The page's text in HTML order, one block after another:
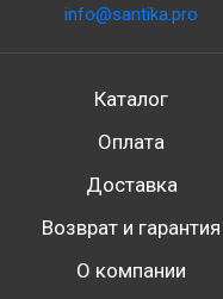
info@santika.pro
Каталог
Оплата
Доставка
Возврат и гарантия
О компании